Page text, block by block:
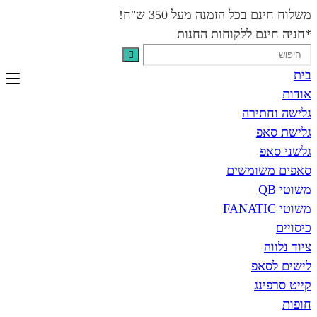
בכל הזמנה מעל 350 ש"ח!
ללקוחות החנות